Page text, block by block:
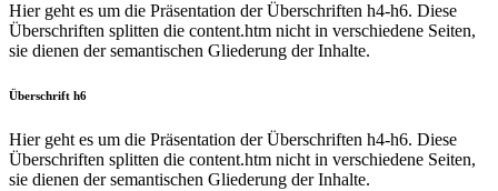
Hier geht es um die Präsentation der Überschriften h4-h6. Diese
Überschriften splitten die content.htm nicht in verschiedene Seiten,
sie dienen der semantischen Gliederung der Inhalte.
Überschrift h6
Hier geht es um die Präsentation der Überschriften h4-h6. Diese
Überschriften splitten die content.htm nicht in verschiedene Seiten,
sie dienen der semantischen Gliederung der Inhalte.